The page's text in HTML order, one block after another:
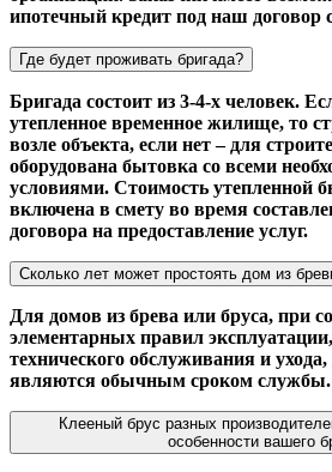
ипотечный кредит под наш договор
Где будет проживать бригада?
Бригада состоит из 3-4-х человек.
утепленное временное жилище, то
возле объекта, если нет – для
оборудована бытовка со всеми
условиями. Стоимость утепленной
включена в смету во время
договора на предоставление услуг.
Сколько лет может простоять дом из
Для домов из брева или бруса, при
элементарных правил
технического обслуживания и
являются обычным сроком службы.
Клееный брус разных
особенности вашего